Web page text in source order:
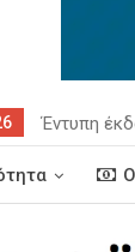
Έντυπη